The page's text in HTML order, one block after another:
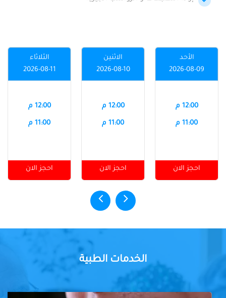
الأحد
2026-08-09
12:00 م
11:00 م
احجز الان
الاثنين
2026-08-10
12:00 م
11:00 م
احجز الان
الثلاثاء
2026-08-11
12:00 م
11:00 م
احجز الان
الخدمات الطبية